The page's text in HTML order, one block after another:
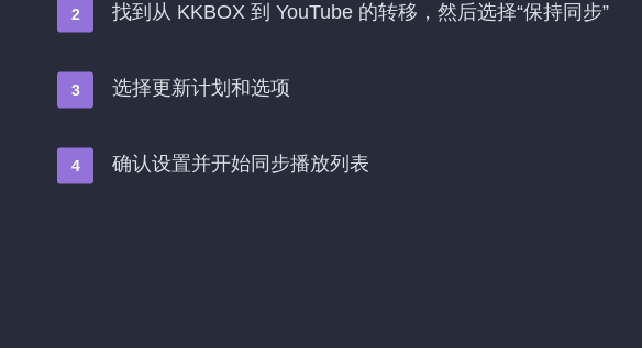
找到从 KKBOX 到 YouTube 的转移，然后选择“保持同步”
选择更新计划和选项
确认设置并开始同步播放列表